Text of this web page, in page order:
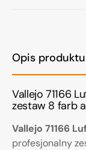
Opis produktu
Vallejo 71166
zestaw 8 farb
Vallejo 71166
profesjonalny